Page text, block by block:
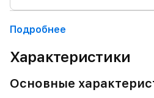
Подробнее
Характеристики
Основные